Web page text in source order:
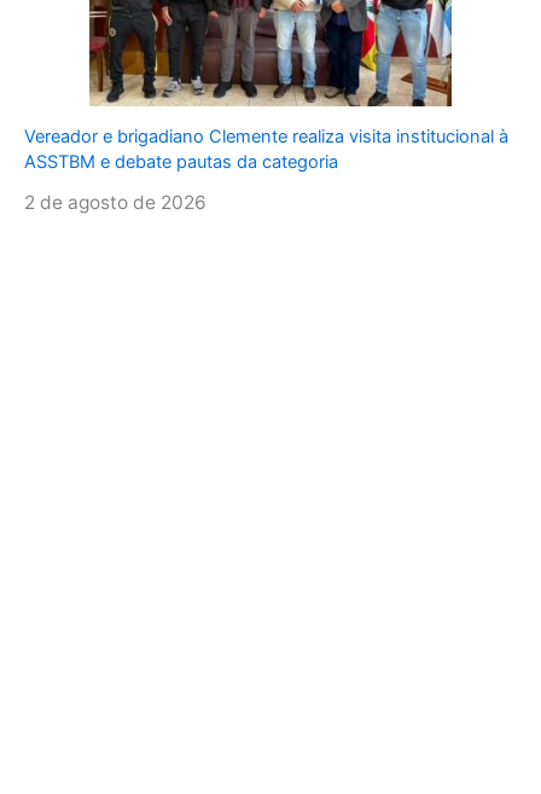
Vereador e brigadiano Clemente realiza visita institucional à
ASSTBM e debate pautas da categoria
2 de agosto de 2026